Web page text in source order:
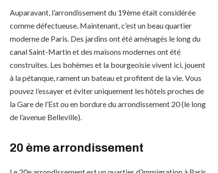
Auparavant, l’arrondissement du 19ème était considérée
comme défectueuse. Maintenant, c’est un beau quartier
moderne de Paris. Des jardins ont été aménagés le long du
canal Saint-Martin et des maisons modernes ont été
construites. Les bohèmes et la bourgeoisie vivent ici, jouent
à la pétanque, rament un bateau et profitent de la vie. Vous
pouvez l’essayer et éviter uniquement les hôtels proches de
la Gare de l’Est ou en bordure du arrondissement 20 (le long
de l’avenue Belleville).
20 ème arrondissement